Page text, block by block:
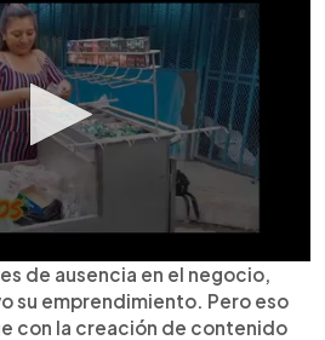
de ausencia en el negocio,
su emprendimiento. Pero eso
con la creación de contenido